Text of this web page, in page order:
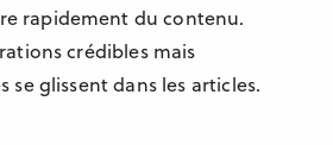
rapidement du contenu.
crédibles mais
se glissent dans les articles.